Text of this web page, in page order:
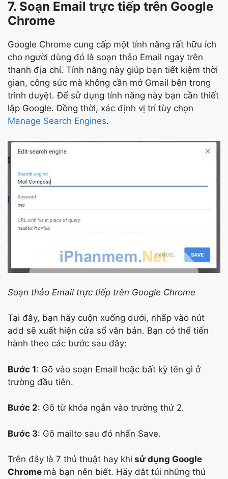
7. Soạn Email trực tiếp trên Google
Chrome
Google Chrome cung cấp một tính năng rất hữu ích
cho người dùng đó là soạn thảo Email ngay trên
thanh địa chỉ. Tính năng này giúp bạn tiết kiệm thời
gian, công sức mà không cần mở Gmail bên trong
trình duyệt. Để sử dụng tính năng này bạn cần thiết
lập Google. Đồng thời, xác định vị trí tùy chọn
Manage Search Engines.
Soạn thảo Email trực tiếp trên Google Chrome
Tại đây, bạn hãy cuộn xuống dưới, nhấp vào nút
add sẽ xuất hiện cửa sổ văn bản. Bạn có thể tiến
hành theo các bước sau đây:
Bước 1: Gõ vào soạn Email hoặc bất kỳ tên gì ở
trường đầu tiên.
Bước 2: Gõ từ khóa ngắn vào trường thứ 2.
Bước 3: Gõ mailto sau đó nhấn Save.
Trên đây là 7 thủ thuật hay khi sử dụng Google
Chrome mà bạn nên biết. Hãy dắt túi những thủ